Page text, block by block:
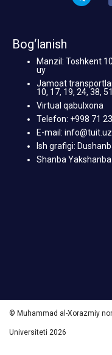
Bog‘lanish
Manzil: Toshkent
uy
Jamoat
10, 17, 19, 24, 38,
Virtual qabulxona
Telefon: +998 71
E-mail: info@tuit.uz
Ish grafigi:
Shanba
© Muhammad al-Xorazmiy
Universiteti 2026